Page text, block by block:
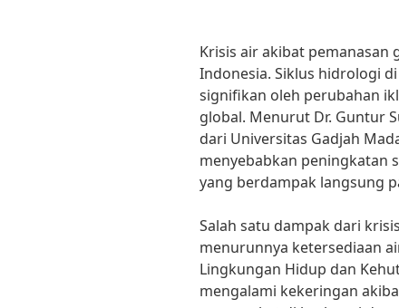
Krisis air akibat pemanasan
Indonesia. Siklus hidrologi
signifikan oleh perubahan
global. Menurut Dr. Guntur
dari Universitas Gadjah
menyebabkan peningkatan
yang berdampak langsung
Salah satu dampak dari
menurunnya ketersediaan
Lingkungan Hidup dan
mengalami kekeringan